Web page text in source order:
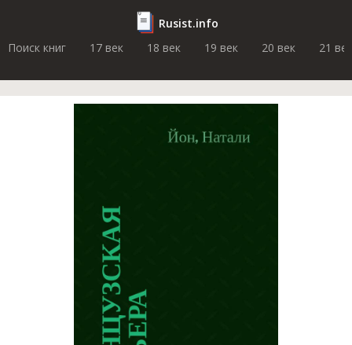
Rusist.info
Поиск книг
17 век 18 век 19 век 20 век 21 век